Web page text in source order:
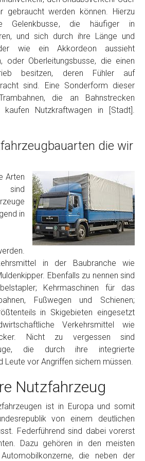
gebraucht werden können. Hierzu
Gelenkbusse, die häufiger in
und sich durch ihre Länge und
wie ein Akkordeon aussieht
oder Oberleitungsbusse, die einen
besitzen, deren Fühler auf
sind. Eine Sonderform dieser
die an Bahnstrecken
kaufen Nutzkraftwagen in [Stadt].
die wir
Arten
sind
in
in der Baubranche wie
Ebenfalls zu nennen sind
Kehrmaschinen für das
Fußwegen und Schienen;
in Skigebieten eingesetzt
Verkehrsmittel wie
Nicht zu vergessen sind
die durch ihre integrierte
Leute vor Angriffen sichern müssen.
Nutzfahrzeug
ist in Europa und somit
von einem deutlichen
Federführend sind dabei vorerst
Dazu gehören in den meisten
die neben der